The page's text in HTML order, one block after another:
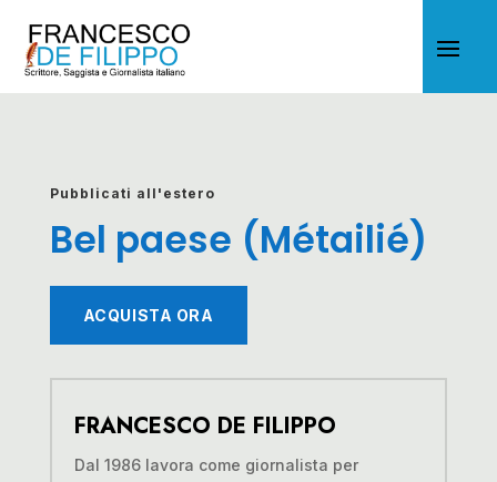
Pubblicati all'estero
Bel paese (Métailié)
ACQUISTA ORA
FRANCESCO DE FILIPPO
Dal 1986 lavora come giornalista per